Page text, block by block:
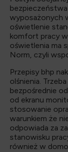
wyposażonych
oświetlenie
komfort pracy
oświetlenia ma
Norm, czyli
Przepisy bhp
olśnienia.
bezpośrednie
od ekranu
stosowanie
warunkiem że
odpowiada za
stanowisku
również w